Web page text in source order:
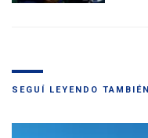
SEGUÍ LEYENDO TAMBIÉN